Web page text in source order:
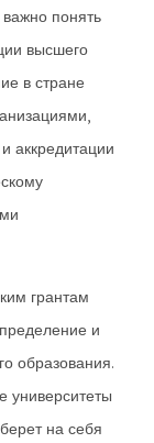
понять
высшего
в стране
аккредитации
грантам
и
образования.
университеты
на себя